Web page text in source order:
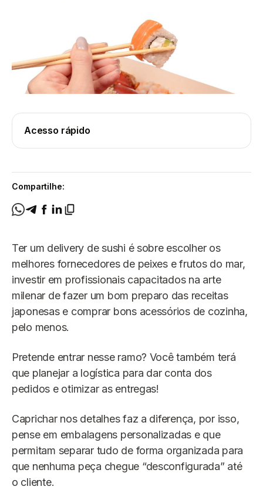
Acesso rápido
Compartilhe:
Ter um delivery de sushi é sobre escolher os
melhores fornecedores de peixes e frutos do mar,
investir em profissionais capacitados na arte
milenar de fazer um bom preparo das receitas
japonesas e comprar bons acessórios de cozinha,
pelo menos.
Pretende entrar nesse ramo? Você também terá
que planejar a logística para dar conta dos
pedidos e otimizar as entregas!
Caprichar nos detalhes faz a diferença, por isso,
pense em embalagens personalizadas e que
permitam separar tudo de forma organizada para
que nenhuma peça chegue “desconfigurada” até
o cliente.